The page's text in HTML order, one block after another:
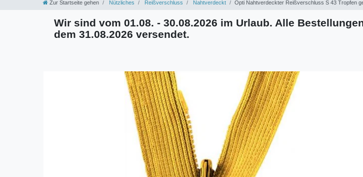
Zur Startseite gehen Nützliches Reißverschluss Nahtverdeckt Opti Nahtverdeckter Reißverschluss S 43 Tropfen
Wir sind vom 01.08. - 30.08.2026 im Urlaub. Alle
dem 31.08.2026 versendet.